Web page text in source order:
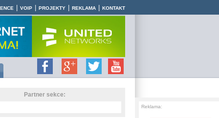
VOIP PROJEKTY REKLAMA KONTAKT
Partner sekce:
Reklama: